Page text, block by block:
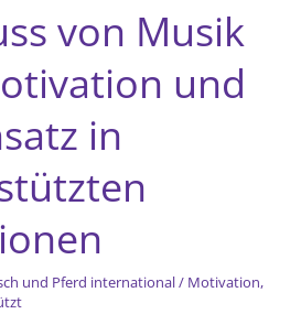
von Musik
und
in
und Pferd international/ Motivation,